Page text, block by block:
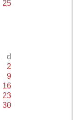
25
d
2
9
16
23
30